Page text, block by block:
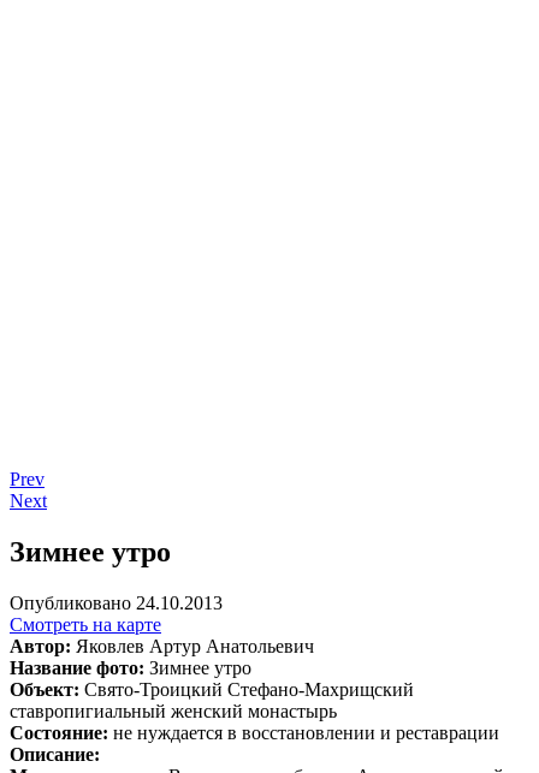
Prev
Next
Зимнее утро
Опубликовано 24.10.2013
Смотреть на карте
Автор: Яковлев Артур Анатольевич
Название фото: Зимнее утро
Объект: Свято-Троицкий Стефано-Махрищский
ставропигиальный женский монастырь
Состояние: не нуждается в восстановлении и реставрации
Описание: